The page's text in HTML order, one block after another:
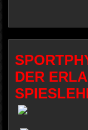
DER